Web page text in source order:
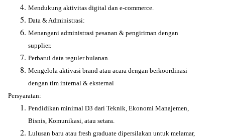
Mendukung aktivitas digital dan e-commerce.
Data & Administrasi:
Menangani administrasi pesanan & pengiriman dengan
supplier.
Perbarui data reguler bulanan.
Mengelola aktivasi brand atau acara dengan berkoordinasi
dengan tim internal & eksternal
Persyaratan:
Pendidikan minimal D3 dari Teknik, Ekonomi Manajemen,
Bisnis, Komunikasi, atau setara.
Lulusan baru atau fresh graduate dipersilakan untuk melamar,